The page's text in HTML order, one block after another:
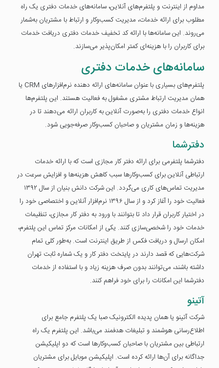
مداوم از اینترنت و پلتفرم‌های آنلاین، سامانه‌های خدمات دفتری یک راه
مطلوب برای ارائه خدمات، مدیریت کسب‌وکار و ارتباط با مشتریان به‌شمار
می‌روند. این سامانه‌ها با ارائه کد تخفیف خدمات دفتری دریافت خدمات
برای کاربران را با هزینه‌ای کمتر امکان‌پذیر می‌سازند.
سامانه‌های خدمات دفتری
پلتفرم‌های بسیاری با عنوان سامانه‌های ارائه دهنده نرم‌افزارهای CRM یا
همان مدیریت ارتباط مشتری مشغول به فعالیت هستند. این پلتفرم‌ها
انواع خدمات دفتری را به‌صورت آنلاین به کاربران ارائه می‌دهند تا در
هزینه‌ها و زمان مشتریان و صاحبان کسب‌وکار صرفه‌جویی شود.
دفترشما
دفترشما پلتفرمی برای ارائه دفتر کار مجازی است که با ارائه خدمات
ارتباطی آنلاین برای کسب‌وکارها سبب کاهش هزینه‌ها و افزایش سرعت در
مدیریت تماس‌های کاری می‌گردد. این شرکت دانش بنیان از سال ۱۳۹۲
فعالیت خود را آغاز کرد و از سال ۱۳۹۶ نرم‌افزار آنلاین و اختصاصی خود را
در اختیار کاربران قرار داد تا بتوانند با ورود به دفتر کار مجازی، تنظیمات
خدمات خود را شخصی‌سازی کنند. یکی از امکانات مرکز تماس این پلتفرم،
امکان ارسال و دریافت فکس از طریق اینترنت است. به‌طور کلی تمام
شرکت‌هایی که قصد دارند در پایتخت دفتر کار و یک شماره ثابت تهران
داشته باشند، می‌توانند بدون صرف هزینه زیاد و با استفاده از خدمات
دفترشما این امکانات را برای خود فراهم کنند.
آتینو
شرکت آتینو یا همان پدیده الکترونیک صبا یک پلتفرم جامع برای
اطلاع‌رسانی هوشمند و تبلیغات هدفمند می‌باشد. این پلتفرم یک راه
ارتباطی بین مشتریان با صاحبان کسب‌وکارها است که دو اپلیکیشن
جداگانه برای آن‌ها ارائه کرده است. اپلیکیشن موبایل برای مشتریان